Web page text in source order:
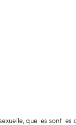
quelles sont